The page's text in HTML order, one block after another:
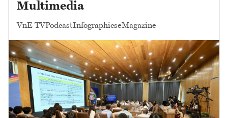
Multimedia
VnE TVPodcastInfographicseMagazine